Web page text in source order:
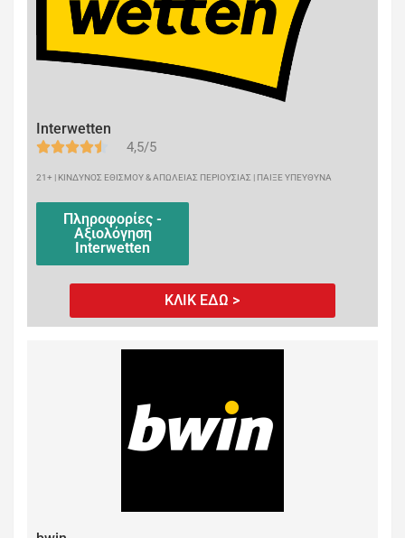
Interwetten
4,5/5
21+ | ΚΙΝΔΥΝΟΣ ΕΘΙΣΜΟΥ & ΑΠΩΛΕΙΑΣ ΠΕΡΙΟΥΣΙΑΣ | ΠΑΙΞΕ ΥΠΕΥΘΥΝΑ
Πληροφορίες -
Αξιολόγηση
Interwetten
ΚΛΙΚ ΕΔΩ >